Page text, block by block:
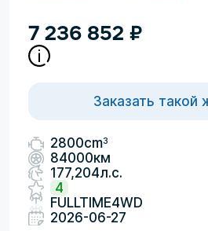
7 236 852 ₽
Заказать такой
2800cm3
84000км
177,204л.с.
4
FULLTIME4WD
2026-06-27